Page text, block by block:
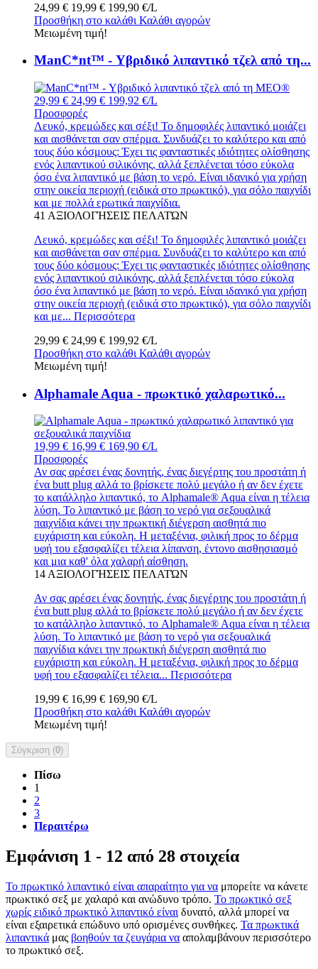
24,99 € 19,99 € 199,90 €/L
Προσθήκη στο καλάθι Καλάθι αγορών
Μειωμένη τιμή!
ManC*nt™ - Υβριδικό λιπαντικό τζελ από τη...
29,99 € 24,99 € 199,92 €/L
Προσφορές
Λευκό, κρεμώδες και σέξι! Το δημοφιλές λιπαντικό μοιάζει
και αισθάνεται σαν σπέρμα. Συνδυάζει το καλύτερο και από
τους δύο κόσμους: Έχει τις φανταστικές ιδιότητες ολίσθησης
ενός λιπαντικού σιλικόνης, αλλά ξεπλένεται τόσο εύκολα
όσο ένα λιπαντικό με βάση το νερό. Είναι ιδανικό για χρήση
στην οικεία περιοχή (ειδικά στο πρωκτικό), για σόλο παιχνίδι
και με πολλά ερωτικά παιχνίδια.
41 ΑΞΙΟΛΟΓΉΣΕΙΣ ΠΕΛΑΤΏΝ
Λευκό, κρεμώδες και σέξι! Το δημοφιλές λιπαντικό μοιάζει
και αισθάνεται σαν σπέρμα. Συνδυάζει το καλύτερο και από
τους δύο κόσμους: Έχει τις φανταστικές ιδιότητες ολίσθησης
ενός λιπαντικού σιλικόνης, αλλά ξεπλένεται τόσο εύκολα
όσο ένα λιπαντικό με βάση το νερό. Είναι ιδανικό για χρήση
στην οικεία περιοχή (ειδικά στο πρωκτικό), για σόλο παιχνίδι
και με... Περισσότερα
29,99 € 24,99 € 199,92 €/L
Προσθήκη στο καλάθι Καλάθι αγορών
Μειωμένη τιμή!
Alphamale Aqua - πρωκτικό χαλαρωτικό...
19,99 € 16,99 € 169,90 €/L
Προσφορές
Αν σας αρέσει ένας δονητής, ένας διεγέρτης του προστάτη ή
ένα butt plug αλλά το βρίσκετε πολύ μεγάλο ή αν δεν έχετε
το κατάλληλο λιπαντικό, το Alphamale® Aqua είναι η τέλεια
λύση. Το λιπαντικό με βάση το νερό για σεξουαλικά
παιχνίδια κάνει την πρωκτική διέγερση αισθητά πιο
ευχάριστη και εύκολη. Η μεταξένια, φιλική προς το δέρμα
υφή του εξασφαλίζει τέλεια λίπανση, έντονο αισθησιασμό
και μια καθ' όλα χαλαρή αίσθηση.
14ΑΞΙΟΛΟΓΉΣΕΙΣ ΠΕΛΑΤΏΝ
Αν σας αρέσει ένας δονητής, ένας διεγέρτης του προστάτη ή
ένα butt plug αλλά το βρίσκετε πολύ μεγάλο ή αν δεν έχετε
το κατάλληλο λιπαντικό, το Alphamale® Aqua είναι η τέλεια
λύση. Το λιπαντικό με βάση το νερό για σεξουαλικά
παιχνίδια κάνει την πρωκτική διέγερση αισθητά πιο
ευχάριστη και εύκολη. Η μεταξένια, φιλική προς το δέρμα
υφή του εξασφαλίζει τέλεια... Περισσότερα
19,99 € 16,99 € 169,90 €/L
Προσθήκη στο καλάθι Καλάθι αγορών
Μειωμένη τιμή!
Σύγκριση (0)
Πίσω
1
2
3
Περαιτέρω
Εμφάνιση 1 - 12 από 28 στοιχεία
Το πρωκτικό λιπαντικό είναι απαραίτητο για να μπορείτε να κάνετε
πρωκτικό σεξ με χαλαρό και ανώδυνο τρόπο. Το πρωκτικό σεξ
χωρίς ειδικό πρωκτικό λιπαντικό είναι δυνατό, αλλά μπορεί να
είναι εξαιρετικά επώδυνο υπό ορισμένες συνθήκες. Τα πρωκτικά
λιπαντικά μας βοηθούν τα ζευγάρια να απολαμβάνουν περισσότερο
το πρωκτικό σεξ.